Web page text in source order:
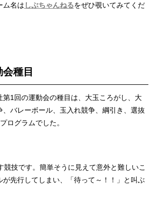
ム名は しぶちゃんねるをぜひ覗いてみてくだ
種目
第1回の運動会の種目は、大玉ころがし、大
、バレーボール、玉入れ競争、綱引き、選抜
ログラムでした。
競技です。簡単そうに見えて意外と難しいこ
が先行してしまい、「待って～！！」と叫ぶ